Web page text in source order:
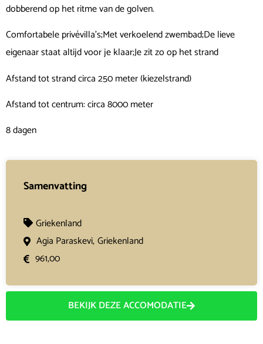
dobberend op het ritme van de golven.
Comfortabele privévilla’s;Met verkoelend zwembad;De lieve
eigenaar staat altijd voor je klaar;Je zit zo op het strand
Afstand tot strand circa 250 meter (kiezelstrand)
Afstand tot centrum: circa 8000 meter
8 dagen
Samenvatting
Griekenland
Agia Paraskevi,Griekenland
961,00
BEKIJK DEZE ACCOMODATIE